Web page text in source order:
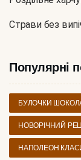
Страви без
Популярні
БУЛОЧКИ
НОВОРІЧНИЙ
НАПОЛЕОН